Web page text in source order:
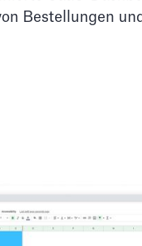
Bestellungen